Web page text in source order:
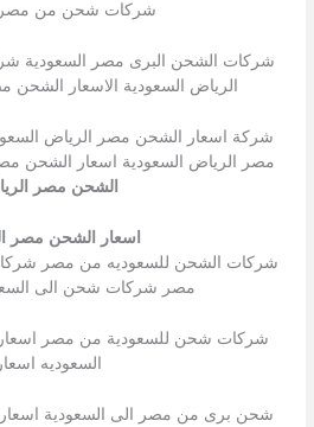
شركات شحن من مصر
شركات الشحن البرى مصر السعودية
الرياض السعودية الاسعار الشحن
شركة اسعار الشحن مصر الرياض
مصر الرياض السعودية اسعار الشحن
الشحن مصر
اسعار الشحن مصر
شركات الشحن للسعوديه من مصر
مصر شركات شحن الى
شركات شحن للسعودية من مصر
السعوديه اسعار
شحن برى من مصر الى السعودية